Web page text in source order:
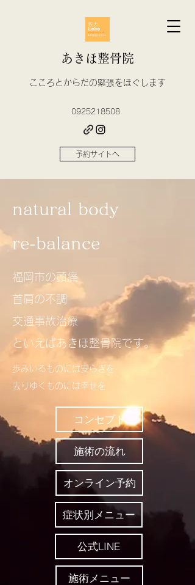
あきほ整骨院
​こころとからだの緊張をほぐします
0925218508
予約サイトへ
natural body
re-balance
​福岡市の頭痛
首肩の不調
交通事故治療
といえばあきほ整骨院​​です。
歩みいるものには安らぎを
去りゆくものには幸せを​
コンセプト
施術の流れ
オンライン予約
症状別メニュー
公式LINE
施術メニュー